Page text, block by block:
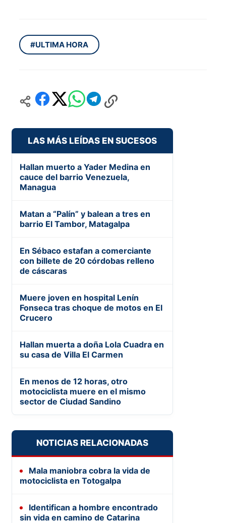
#ULTIMA HORA
LAS MÁS LEÍDAS EN SUCESOS
Hallan muerto a Yader Medina en
cauce del barrio Venezuela,
Managua
Matan a “Palín” y balean a tres en
barrio El Tambor, Matagalpa
En Sébaco estafan a comerciante
con billete de 20 córdobas relleno
de cáscaras
Muere joven en hospital Lenín
Fonseca tras choque de motos en El
Crucero
Hallan muerta a doña Lola Cuadra en
su casa de Villa El Carmen
En menos de 12 horas, otro
motociclista muere en el mismo
sector de Ciudad Sandino
NOTICIAS RELACIONADAS
Mala maniobra cobra la vida de
motociclista en Totogalpa
Identifican a hombre encontrado
sin vida en camino de Catarina